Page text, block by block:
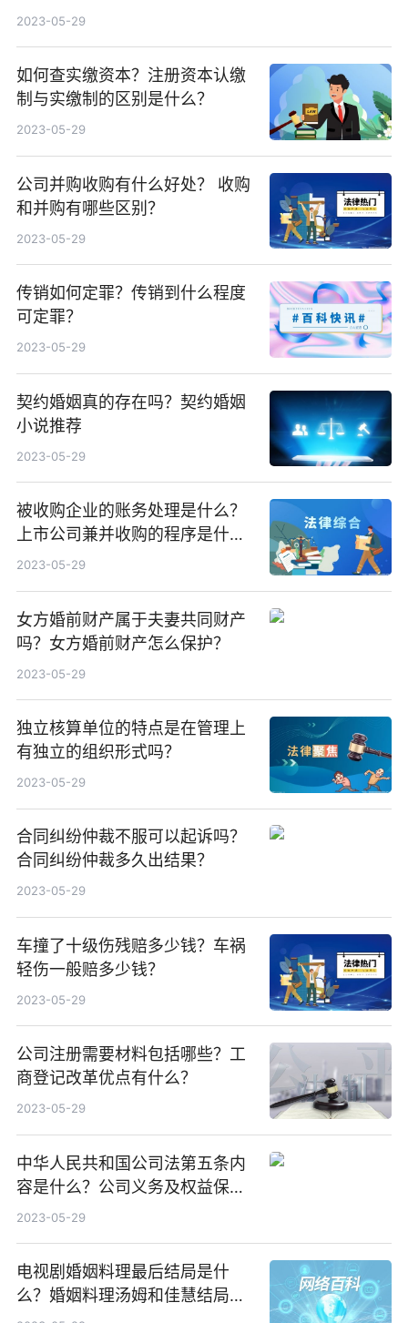
2023-05-29
如何查实缴资本？注册资本认缴
制与实缴制的区别是什么？
2023-05-29
公司并购收购有什么好处？ 收购
和并购有哪些区别？
2023-05-29
传销如何定罪？传销到什么程度
可定罪？
2023-05-29
契约婚姻真的存在吗？契约婚姻
小说推荐
2023-05-29
被收购企业的账务处理是什么？
上市公司兼并收购的程序是什
么？
2023-05-29
女方婚前财产属于夫妻共同财产
吗？女方婚前财产怎么保护？
2023-05-29
独立核算单位的特点是在管理上
有独立的组织形式吗？
2023-05-29
合同纠纷仲裁不服可以起诉吗？
合同纠纷仲裁多久出结果？
2023-05-29
车撞了十级伤残赔多少钱？车祸
轻伤一般赔多少钱？
2023-05-29
公司注册需要材料包括哪些？工
商登记改革优点有什么？
2023-05-29
中华人民共和国公司法第五条内
容是什么？公司义务及权益保护
都有什么内容？
2023-05-29
电视剧婚姻料理最后结局是什
么？婚姻料理汤姆和佳慧结局是
啥？